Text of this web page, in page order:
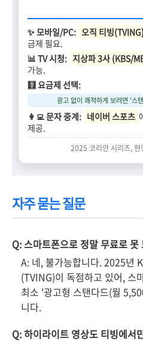
✨ 모바일/PC: 오직 티빙(TVING)
금제 필요.
📊 TV 시청: 지상파 3사 (KBS/
가능.
🧮 요금제 선택:
광고 없이 쾌적하게 보려면 '스
👩‍💻 문자 중계: 네이버 스포츠
제공.
2025 코리안 시리즈, 현
자주 묻는 질문
Q: 스마트폰으로 정말 무료로 못
A: 네, 불가능합니다. 2025년
(TVING)이 독점하고 있어, 스
최소 '광고형 스탠다드(월
니다.
Q: 하이라이트 영상도 티빙에서